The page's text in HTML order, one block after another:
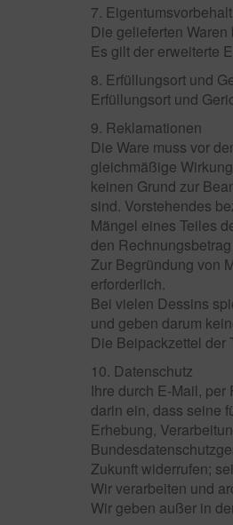
7. Eigentumsvorbehalt
Die gelieferten Waren
Es gilt der erweiterte
8. Erfüllungsort und
Erfüllungsort und
9. Reklamationen
Die Ware muss vor
gleichmäßige
keinen Grund zur
sind. Vorstehendes
Mängel eines Teiles
den
Zur Begründung von
erforderlich.
Bei vielen Dessins
und geben darum
Die Beipackzettel der
10. Datenschutz
Ihre durch E-Mail,
darin ein, dass seine
Erhebung,
Zukunft widerrufen;
Wir verarbeiten und
Wir geben außer in